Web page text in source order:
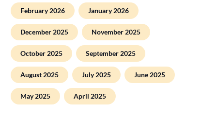
February 2026 January 2026
December 2025 November 2025
October 2025 September 2025
August 2025 July 2025 June 2025
May 2025 April 2025